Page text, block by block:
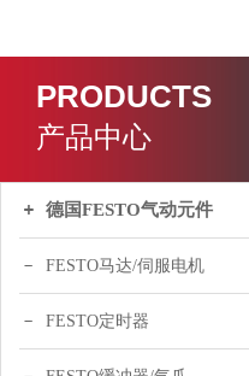
PRODUCTS
产品中心
德国FESTO气动元件
FESTO马达/伺服电机
FESTO定时器